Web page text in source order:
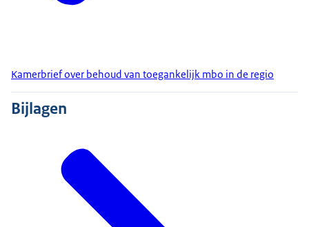
Kamerbrief over behoud van toegankelijk mbo in de regio
Bijlagen